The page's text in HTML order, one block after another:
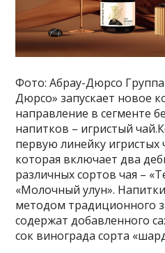
Фото: Абрау-Дюрсо
Дюрсо» запускает новое
направление в сегменте
напитков – игристый
первую линейку игристых
которая включает два
различных сортов чая –
«Молочный улун».
методом традиционного
содержат добавленного
сок винограда сорта